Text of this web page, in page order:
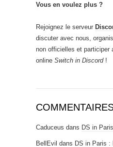
Vous en voulez plus ?
Rejoignez le serveur
discuter avec nous,
non officielles et participer
online Switch in Discord!
Caduceus dans DS in
BellEvil dans DS in Paris :